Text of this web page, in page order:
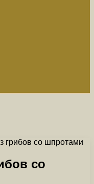
грибов со шпротами
со